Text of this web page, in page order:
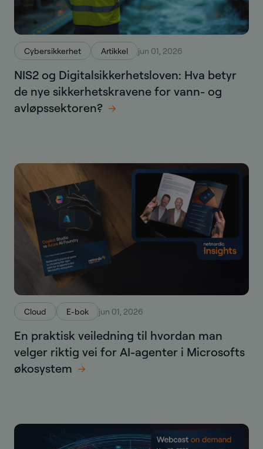
Cybersikkerhet Artikkel jun 01, 2026
NIS2 og Digitalsikkerhetsloven: Hva betyr
de nye sikkerhetskravene for vann- og
avløpssektoren?
Cloud E-bok jun 01, 2026
En praktisk veiledning til hvordan man
velger riktig vei for AI-agenter i Microsofts
økosystem